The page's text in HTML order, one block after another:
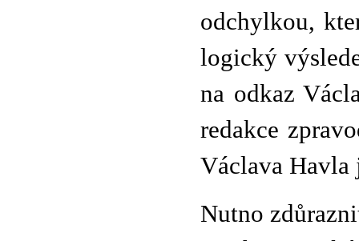
odchylkou,
logický
na odkaz
redakce
Václava
Nutno